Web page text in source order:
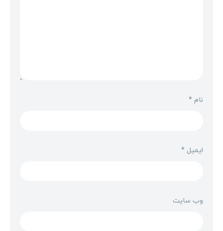
نام*
ایمیل *
وب‌ سایت